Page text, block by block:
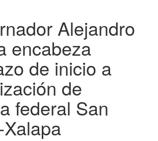
Alejandro
encabeza
de inicio a
de
federal San